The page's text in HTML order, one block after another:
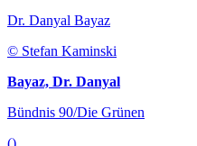
Bayaz, Dr. Danyal
Bündnis 90/Die Grünen
()